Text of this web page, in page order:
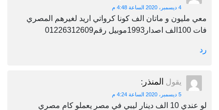
4 ديسمبر، 2020 الساعة 4:48 م
معي مليون و ماتان الف كونا كرواتي اريد لغيرهم المصري
فات 100الف اصدار1993موبيل رقم01226312609
رد
يقول المنذر :
5 ديسمبر، 2020 الساعة 4:24 م
لو عندي 10 الف دينار ليبي في مصر يعملو كام مصري